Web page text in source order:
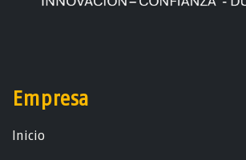
Empresa
Ini​ci​o